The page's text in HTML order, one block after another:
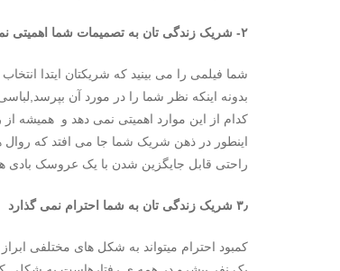
۲- شریک زندگی تان به تصمیمات شما اهمیتی نمی دهد
شما فیلمی را می بینید که شریکتان ایتدا
بدونه اینکه نظر شما را در مورد آن
کدام از این موارد اهمیتی نمی دهد و همیشه
راحتی قابل جایگزین شدن با یک عروسک بادی
۳٫ شریک زندگی تان به شما احترام نمی گذارد
کمبود احترام میتواند به شکل های مختلفی